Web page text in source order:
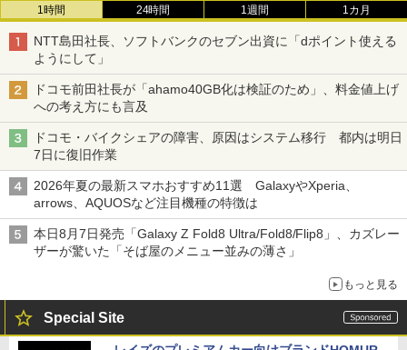
1時間 24時間 1週間 1カ月
NTT島田社長、ソフトバンクのセブン出資に「dポイント使える
ようにして」
ドコモ前田社長が「ahamo40GB化は検証のため」、料金値上げ
への考え方にも言及
ドコモ・バイクシェアの障害、原因はシステム移行 都内は明日
7日に復旧作業
2026年夏の最新スマホおすすめ11選 GalaxyやXperia、
arrows、AQUOSなど注目機種の特徴は
本日8月7日発売「Galaxy Z Fold8 Ultra/Fold8/Flip8」、カズレー
ザーが驚いた「そば屋のメニュー並みの薄さ」
もっと見る
Special Site